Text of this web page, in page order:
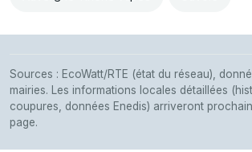
Sources : EcoWatt/RTE (état du réseau),
mairies. Les informations locales détaillées
coupures, données Enedis) arriveront
page.